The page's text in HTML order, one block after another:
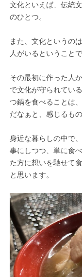
文化といえば、伝統
のひとつ。
また、文化というの
人がいるということ
その最初に作った人
で文化が守られてい
つ鍋を食べることは
だなぁと、感じるも
身近な暮らしの中で
事にしつつ、単に食
た方に想いを馳せて
と思います。